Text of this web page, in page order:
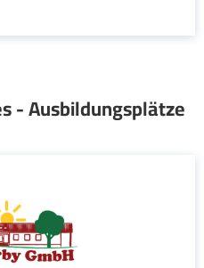
- Ausbildungsplätze